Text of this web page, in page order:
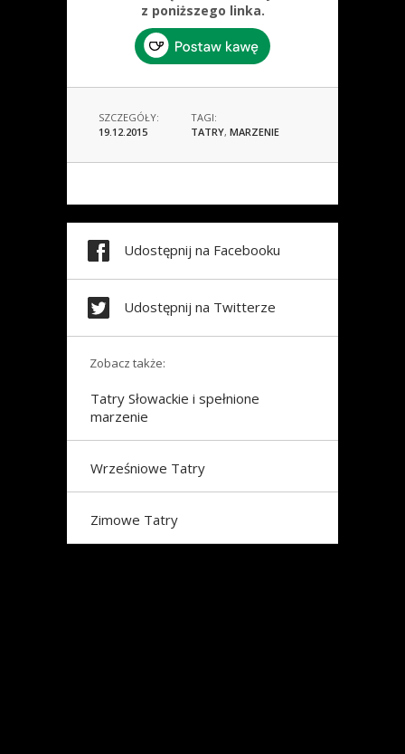
z poniższego linka.
SZCZEGÓŁY:
19.12.2015
TAGI:
TATRY, MARZENIE
Udostępnij na Facebooku
Udostępnij na Twitterze
Zobacz także:
Tatry Słowackie i spełnione
marzenie
Wrześniowe Tatry
Zimowe Tatry